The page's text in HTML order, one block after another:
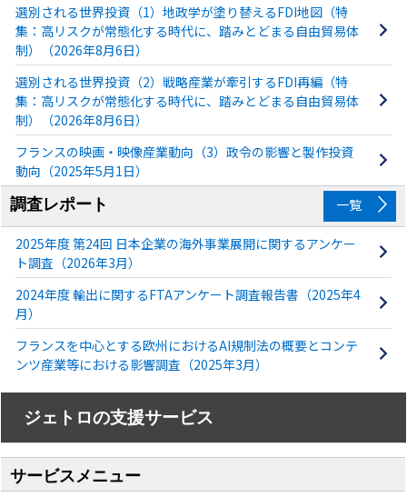
選別される世界投資（1）地政学が塗り替えるFDI地図（特
集：高リスクが常態化する時代に、踏みとどまる自由貿易体
制）（2026年8月6日）
選別される世界投資（2）戦略産業が牽引するFDI再編（特
集：高リスクが常態化する時代に、踏みとどまる自由貿易体
制）（2026年8月6日）
フランスの映画・映像産業動向（3）政令の影響と製作投資
動向（2025年5月1日）
調査レポート
一覧
2025年度 第24回 日本企業の海外事業展開に関するアンケー
ト調査（2026年3月）
2024年度 輸出に関するFTAアンケート調査報告書（2025年4
月）
フランスを中心とする欧州におけるAI規制法の概要とコンテ
ンツ産業等における影響調査（2025年3月）
ジェトロの支援サービス
サービスメニュー